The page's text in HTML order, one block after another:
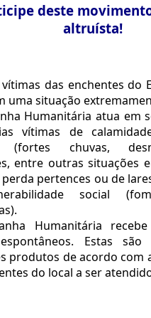
deste
altruísta!
das enchentes do
uma situação
Humanitária atua em
vítimas de
(fortes chuvas,
entre outras situações
pertences ou de
social
Humanitária
Estas
produtos de acordo com
do local a ser